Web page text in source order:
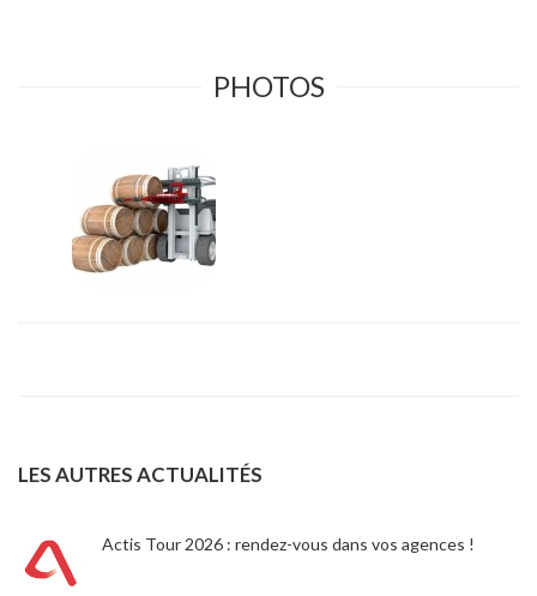
PHOTOS
LES AUTRES ACTUALITÉS
Actis Tour 2026 : rendez-vous dans vos agences !